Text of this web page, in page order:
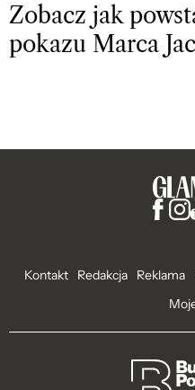
Zobacz jak
pokazu Marca
Kontakt Redakcja Reklama